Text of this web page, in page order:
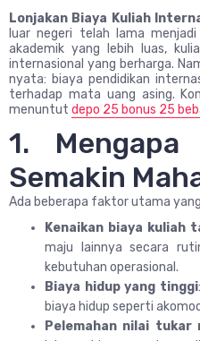
Lonjakan Biaya Kuliah
luar negeri telah lama
akademik yang lebih luas,
internasional yang berharga.
nyata: biaya pendidikan
terhadap mata uang asing.
menuntut depo 25 bonus 25
1.
Semakin
Ada beberapa faktor utama
Kenaikan biaya kuliah
maju lainnya secara
kebutuhan operasional.
Biaya hidup yang tinggi
biaya hidup seperti
Pelemahan nilai tukar